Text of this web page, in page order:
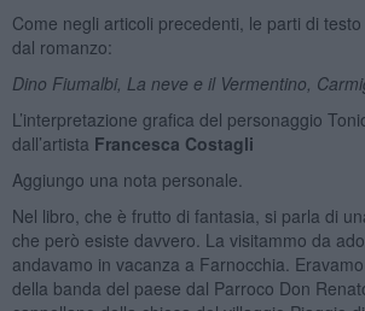
Come negli articoli precedenti, le parti di
dal romanzo:
Dino Fiumalbi, La neve e il Vermentino,
L’interpretazione grafica del personaggio
dall’artista Francesca Costagli
Aggiungo una nota personale.
Nel libro, che è frutto di fantasia, si parla di
che però esiste davvero. La visitammo da
andavamo in vacanza a Farnocchia.
della banda del paese dal Parroco Don